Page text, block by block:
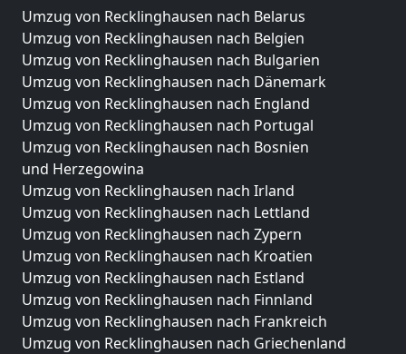
Umzug von Recklinghausen nach Belarus
Umzug von Recklinghausen nach Belgien
Umzug von Recklinghausen nach Bulgarien
Umzug von Recklinghausen nach Dänemark
Umzug von Recklinghausen nach England
Umzug von Recklinghausen nach Portugal
Umzug von Recklinghausen nach Bosnien
und Herzegowina
Umzug von Recklinghausen nach Irland
Umzug von Recklinghausen nach Lettland
Umzug von Recklinghausen nach Zypern
Umzug von Recklinghausen nach Kroatien
Umzug von Recklinghausen nach Estland
Umzug von Recklinghausen nach Finnland
Umzug von Recklinghausen nach Frankreich
Umzug von Recklinghausen nach Griechenland